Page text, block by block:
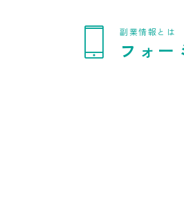
副業情報とは
フォ